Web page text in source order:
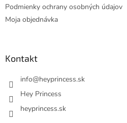
Podmienky ochrany osobných údajov
Moja objednávka
Kontakt
info@heyprincess.sk
Hey Princess
heyprincess.sk